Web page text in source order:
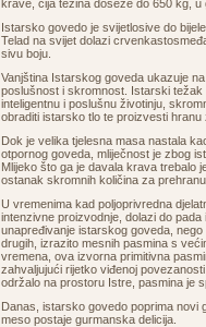
krave, čija težina doseže do 650 kg,
Istarsko govedo je svijetlosive do
Telad na svijet dolazi
sivu boju.
Vanjština Istarskog goveda ukazuje
poslušnost i skromnost. Istarski težak
inteligentnu i poslušnu životinju,
obraditi istarsko tlo te proizvesti hranu
Dok je velika tjelesna masa nastala
otpornog goveda, mliječnost je zbog
Mlijeko što ga je davala krava trebalo
ostanak skromnih količina za
U vremenima kad poljoprivredna
intenzivne proizvodnje, dolazi do
unapređivanje istarskog goveda,
drugih, izrazito mesnih pasmina s
vremena, ova izvorna primitivna
zahvaljujući rijetko viđenoj
održalo na prostoru Istre, pasmina je
Danas, istarsko govedo poprima novi
meso postaje gurmanska delicija.